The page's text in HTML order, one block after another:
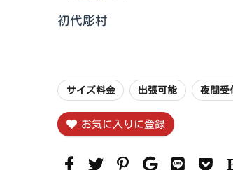
初代彫村
サイズ料金 出張可能 夜間受
お気に入りに登録